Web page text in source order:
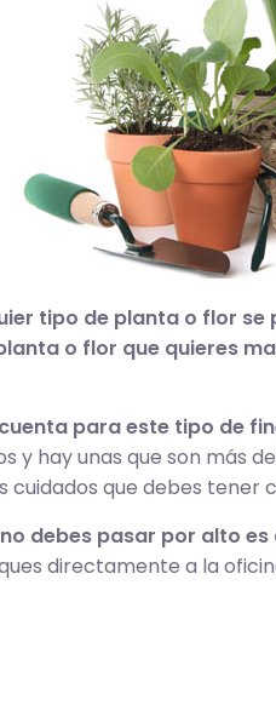
tipo de planta o flor se
o flor que quieres
para este tipo de
y hay unas que son más
cuidados que debes
debes pasar por alto
directamente a la